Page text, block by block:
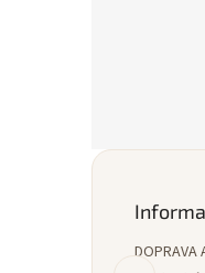
DOPRAVA